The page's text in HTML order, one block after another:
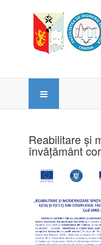
Reabilitare și
învățământ